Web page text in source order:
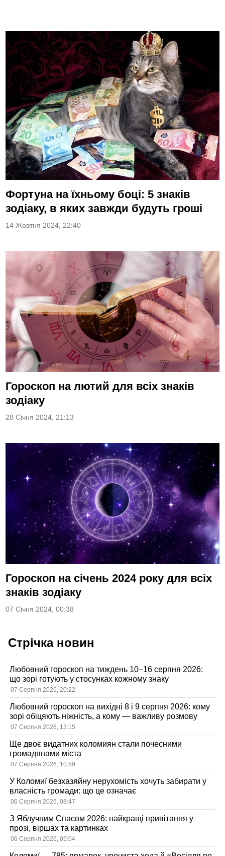
Фортуна на їхньому боці: 5 знаків
зодіаку, в яких завжди будуть гроші
14 Жовтня 2024, 22:40
Гороскоп на лютий для всіх знаків
зодіаку
28 Січня 2024, 21:13
Гороскоп на січень 2024 року для всіх
знаків зодіаку
07 Січня 2024, 00:38
Стрічка новин
Любовний гороскоп на тиждень 10–16 серпня 2026:
що зорі готують у стосунках кожному знаку
07 Серпня 2026, 20:22
Любовний гороскоп на вихідні 8 і 9 серпня 2026: кому
зорі обіцяють ніжність, а кому — важливу розмову
07 Серпня 2026, 13:15
Ще двоє видатних коломиян стали почесними
громадянами міста
07 Серпня 2026, 10:59
У Коломиї безхазяйну нерухомість хочуть забирати у
власність громади: що це означає
06 Серпня 2026, 08:47
З Яблучним Спасом 2026: найкращі привітання у
прозі, віршах та картинках
06 Серпня 2026, 05:04